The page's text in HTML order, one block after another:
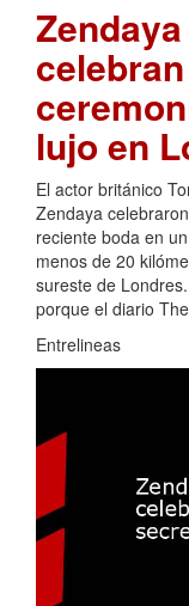
lujo en
El actor británico
Zendaya
reciente boda en
menos de 20
sureste de
porque el diario
Entrelineas